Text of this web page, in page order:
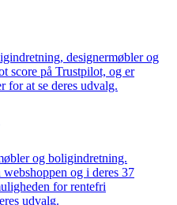
designermøbler og
score på Trustpilot, og er
at se deres udvalg.
og boligindretning.
og i deres 37
for rentefri
udvalg.